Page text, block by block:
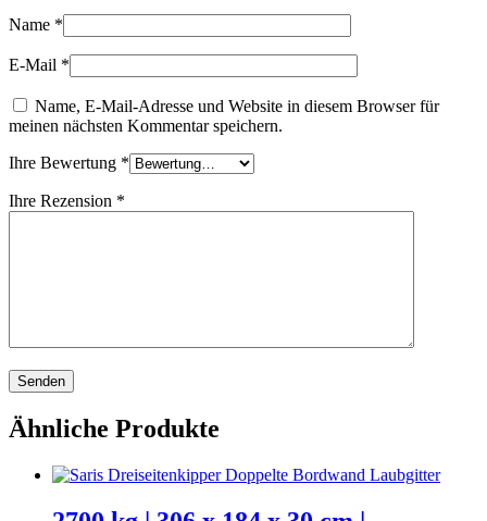
Name *
E-Mail *
Name, E-Mail-Adresse und Website in diesem Browser für
meinen nächsten Kommentar speichern.
Ihre Bewertung *
Ihre Rezension *
Ähnliche Produkte